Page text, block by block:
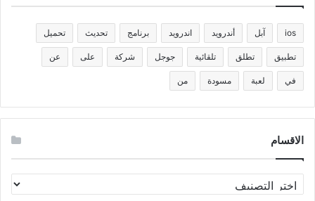
ios آبل أندرويد اندرويد برنامج تحديث تحميل
تطبيق تطلق تلقائية جوجل شركة على عن
في لعبة مسودة من
الاقسام
الاقسام